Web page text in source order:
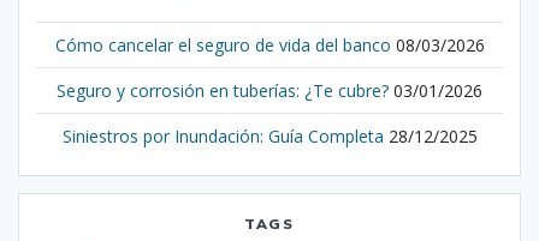
Cómo cancelar el seguro de vida del banco 08/03/2026
Seguro y corrosión en tuberías: ¿Te cubre? 03/01/2026
Siniestros por Inundación: Guía Completa 28/12/2025
TAGS